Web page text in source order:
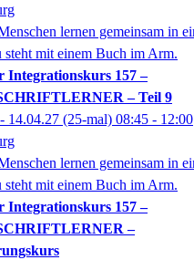
Integrationskurs 157 –
– Teil 9
14.04.27 (25-mal) 08:45 - 12:00
Integrationskurs 157 –
–